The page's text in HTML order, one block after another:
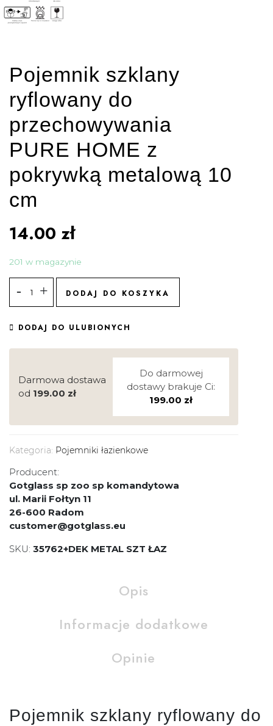
Pojemnik szklany
ryflowany do
przechowywania
PURE HOME z
pokrywką metalową 10
cm
14.00 zł
201 w magazynie
DODAJ DO KOSZYKA
DODAJ DO ULUBIONYCH
Darmowa dostawa
od 199.00 zł
Do darmowej
dostawy brakuje Ci:
199.00 zł
Kategoria: Pojemniki łazienkowe
Producent:
Gotglass sp zoo sp komandytowa
ul. Marii Fołtyn 11
26-600 Radom
customer@gotglass.eu
SKU: 35762+DEK METAL SZT ŁAZ
Opis
Informacje dodatkowe
Opinie
Pojemnik szklany ryflowany do